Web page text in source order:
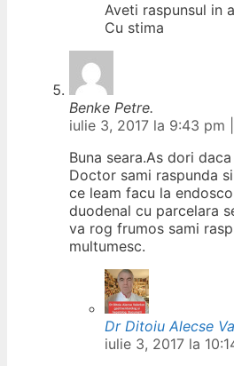
Aveti raspunsul in
Cu stima
Benke Petre.
iulie 3, 2017 la 9:43 pm
Buna seara.As dori
Doctor sami raspunda
ce leam facu la
duodenal cu parcelara
va rog frumos sami
multumesc.
Dr Ditoiu Alecse
iulie 3, 2017 la